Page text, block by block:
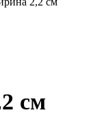
см